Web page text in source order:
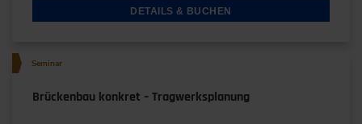
DETAILS & BUCHEN
Seminar
Brückenbau konkret – Tragwerksplanung